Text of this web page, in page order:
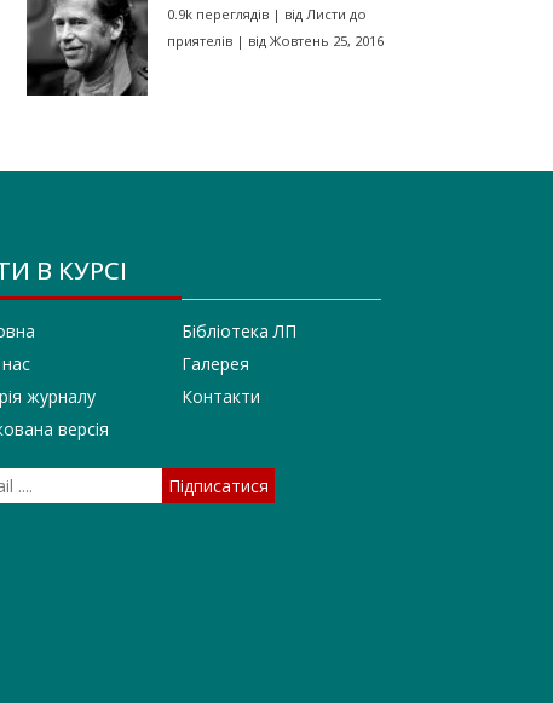
0.9k переглядів| від Листи до
приятелів| від Жовтень 25, 2016
В КУРСІ
журналу
версія
Бібліотека ЛП
Галерея
Контакти